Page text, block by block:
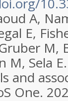
A,
E,
M,
M, Sela
and
One.